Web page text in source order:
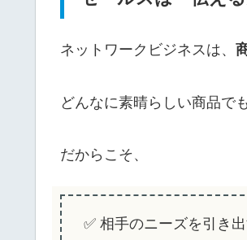
ネットワークビジネスは、
どんなに素晴らしい商品で
だからこそ、
✅ 相手のニーズを引き